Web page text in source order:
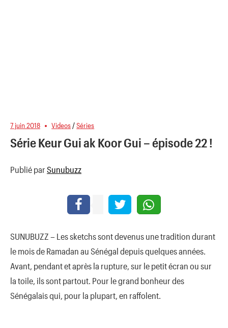
7 juin 2018 Videos /Séries
Série Keur Gui ak Koor Gui – épisode 22 !
Publié par Sunubuzz
SUNUBUZZ – Les sketchs sont devenus une tradition durant
le mois de Ramadan au Sénégal depuis quelques années.
Avant, pendant et après la rupture, sur le petit écran ou sur
la toile, ils sont partout. Pour le grand bonheur des
Sénégalais qui, pour la plupart, en raffolent.